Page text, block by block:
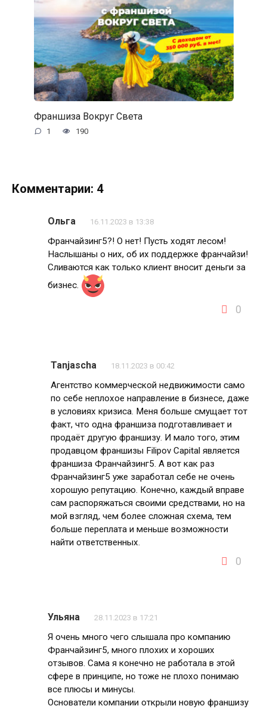
Франшиза Вокруг Света
1 190
Комментарии: 4
Ольга 16.11.2023 в 13:38
Франчайзинг5?! О нет! Пусть ходят лесом!
Наслышаны о них, об их поддержке франчайзи!
Сливаются как только клиент вносит деньги за
бизнес.
0
Tanjascha 18.11.2023 в 00:42
Агентство коммерческой недвижимости само
по себе неплохое направление в бизнесе, даже
в условиях кризиса. Меня больше смущает тот
факт, что одна франшиза подготавливает и
продаёт другую франшизу. И мало того, этим
продавцом франшизы Filipov Capital является
франшиза Франчайзинг5. А вот как раз
Франчайзинг5 уже заработал себе не очень
хорошую репутацию. Конечно, каждый вправе
сам распоряжаться своими средствами, но на
мой взгляд, чем более сложная схема, тем
больше переплата и меньше возможности
найти ответственных.
0
Ульяна 28.11.2023 в 17:21
Я очень много чего слышала про компанию
Франчайзинг5, много плохих и хороших
отзывов. Сама я конечно не работала в этой
сфере в принципе, но тоже не плохо понимаю
все плюсы и минусы.
Основатели компании открыли новую франшизу